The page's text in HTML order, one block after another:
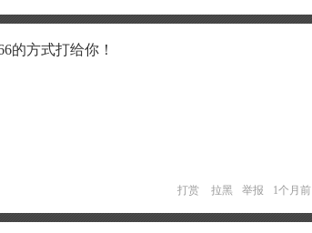
的方式打给你！
打赏 拉黑 举报 1个月前